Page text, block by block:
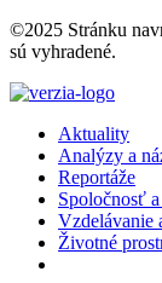
©2025 Stránku
sú vyhradené.
Aktuality
Analýzy a
Reportáže
Spoločnosť
Vzdelávanie
Životné